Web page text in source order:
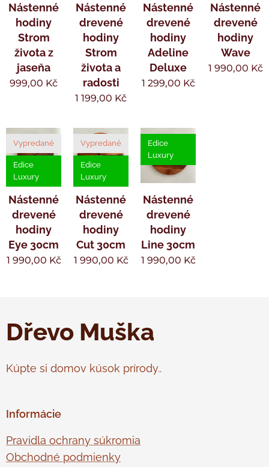
Nástenné
hodiny
Strom
života z
jaseňa
999,00 Kč
Nástenné
drevené
hodiny
Strom
života a
radosti
1 199,00 Kč
Nástenné
drevené
hodiny
Adeline
Deluxe
1 299,00 Kč
Nástenné
drevené
hodiny
Wave
1 990,00 Kč
Nástenné
drevené
hodiny
Eye 30cm
Vypredané
Edice
Luxury
1 990,00 Kč
Nástenné
drevené
hodiny
Cut 30cm
Vypredané
Edice
Luxury
1 990,00 Kč
Nástenné
drevené
hodiny
Line 30cm
Edice
Luxury
1 990,00 Kč
Dřevo Muška
Kúpte si domov kúsok prírody..
Informácie
Pravidla ochrany súkromia
Obchodné podmienky